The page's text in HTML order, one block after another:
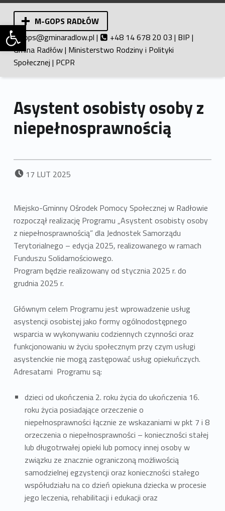
Otwórz pasek narzędzi
M-GOPS RADŁÓW
Miejsko-Gminny Ośrodek Pomocy Społecznej w Radłowie. Pomoc społeczna.
ops@gminaradlow.pl | +48 14 678 20 03 | BIP |
Gmina Radłów| Ministerstwo Rodziny i Polityki
Społecznej | PCPR
Asystent osobisty osoby z
niepełnosprawnością
17 LUT 2025
Miejsko-Gminny Ośrodek Pomocy Społecznej w Radłowie
rozpoczął realizację Programu „Asystent osobisty osoby
z niepełnosprawnością” dla Jednostek Samorządu
Terytorialnego – edycja 2025, realizowanego w ramach
Funduszu Solidarnościowego.
Program będzie realizowany od stycznia 2025 r. do
grudnia 2025 r.
Głównym celem Programu jest wprowadzenie usług
asystencji osobistej jako formy ogólnodostępnego
wsparcia w wykonywaniu codziennych czynności oraz
funkcjonowaniu w życiu społecznym przy czym usługi
asystenckie nie mogą zastępować usług opiekuńczych.
Adresatami Programu są:
dzieci od ukończenia 2. roku życia do ukończenia 16.
roku życia posiadające orzeczenie o
niepełnosprawności łącznie ze wskazaniami w pkt 7 i 8
orzeczenia o niepełnosprawności – konieczności stałej
lub długotrwałej opieki lub pomocy innej osoby w
związku ze znacznie ograniczoną możliwością
samodzielnej egzystencji oraz konieczności stałego
współudziału na co dzień opiekuna dziecka w procesie
jego leczenia, rehabilitacji i edukacji oraz